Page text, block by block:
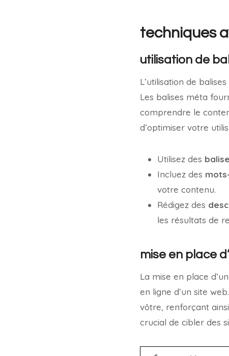
techniques
utilisation de
L’utilisation de
Les balises méta
comprendre le
d’optimiser votre
Utilisez des
Incluez des
votre contenu.
Rédigez des
les résultats de
mise en place
La mise en place
en ligne d’un site
vôtre, renforçant
crucial de cibler des